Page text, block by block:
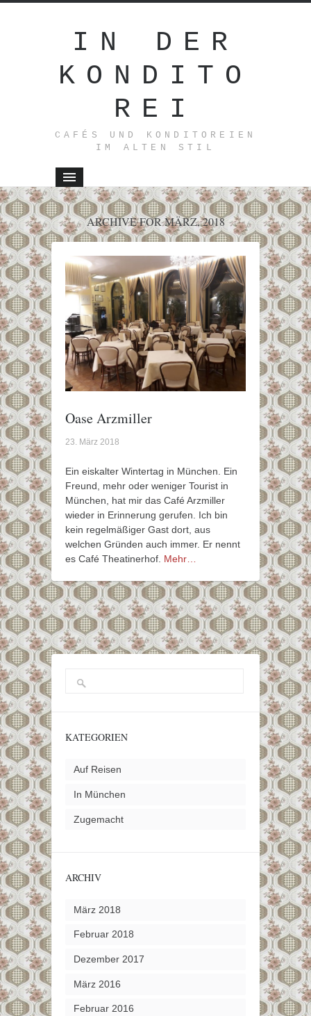
IN DER
KONDITO
REI
CAFÉS UND KONDITOREIEN
IM ALTEN STIL
ARCHIVE FOR MÄRZ, 2018
Oase Arzmiller
23. März 2018
Ein eiskalter Wintertag in München. Ein
Freund, mehr oder weniger Tourist in
München, hat mir das Café Arzmiller
wieder in Erinnerung gerufen. Ich bin
kein regelmäßiger Gast dort, aus
welchen Gründen auch immer. Er nennt
es Café Theatinerhof. Mehr…
KATEGORIEN
Auf Reisen
In München
Zugemacht
ARCHIV
März 2018
Februar 2018
Dezember 2017
März 2016
Februar 2016